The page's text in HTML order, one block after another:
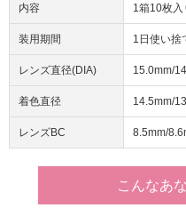
内容 1箱10枚入
装用期間 1日使い捨
レンズ直径(DIA) 15.0mm/
着色直径 14.5mm/
レンズBC 8.5mm/
こんなあ